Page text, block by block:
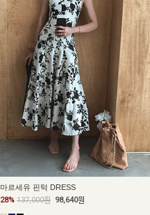
마르세유 핀턱 DRESS
28% 137,000원 98,640원